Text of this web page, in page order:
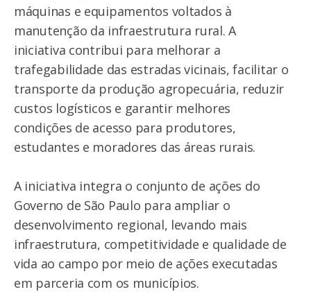
máquinas e equipamentos voltados à
manutenção da infraestrutura rural. A
iniciativa contribui para melhorar a
trafegabilidade das estradas vicinais, facilitar o
transporte da produção agropecuária, reduzir
custos logísticos e garantir melhores
condições de acesso para produtores,
estudantes e moradores das áreas rurais.
A iniciativa integra o conjunto de ações do
Governo de São Paulo para ampliar o
desenvolvimento regional, levando mais
infraestrutura, competitividade e qualidade de
vida ao campo por meio de ações executadas
em parceria com os municípios.